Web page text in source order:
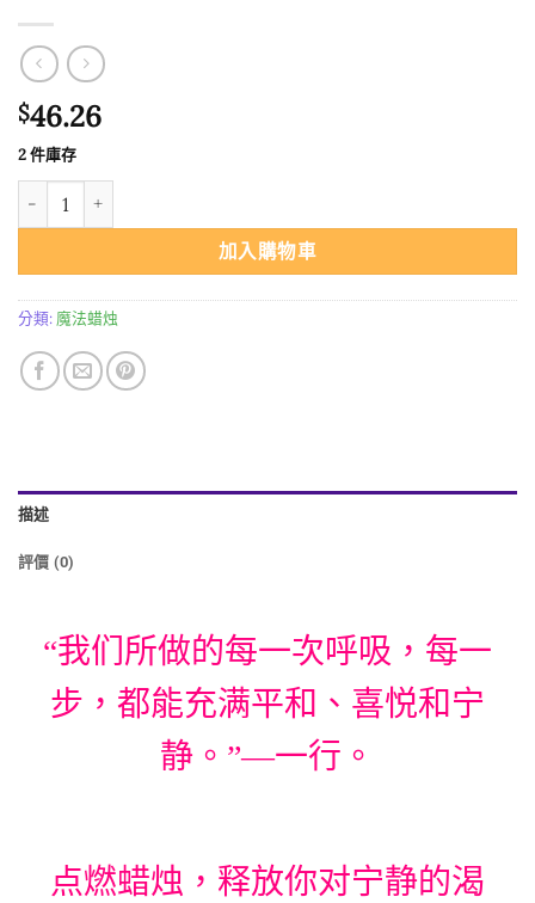
$46.26
2 件庫存
进口平和喜悦和宁静水晶魔法蜡烛 护符充能魔法蜡烛 數量
加入購物車
分類: 魔法蜡烛
描述
評價 (0)
“我们所做的每一次呼吸，每一
步，都能充满平和、喜悦和宁
静。”—一行。
点燃蜡烛，释放你对宁静的渴